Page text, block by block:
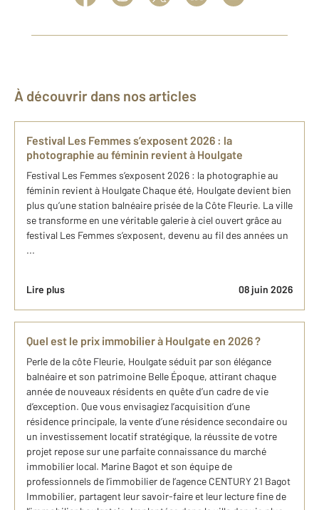
À découvrir dans nos articles
Festival Les Femmes s’exposent 2026 : la
photographie au féminin revient à Houlgate
Festival Les Femmes s’exposent 2026 : la photographie au
féminin revient à Houlgate Chaque été, Houlgate devient bien
plus qu’une station balnéaire prisée de la Côte Fleurie. La ville
se transforme en une véritable galerie à ciel ouvert grâce au
festival Les Femmes s’exposent, devenu au fil des années un
...
Lire plus 08 juin 2026
Quel est le prix immobilier à Houlgate en 2026 ?
Perle de la côte Fleurie, Houlgate séduit par son élégance
balnéaire et son patrimoine Belle Époque, attirant chaque
année de nouveaux résidents en quête d’un cadre de vie
d’exception. Que vous envisagiez l’acquisition d’une
résidence principale, la vente d’une résidence secondaire ou
un investissement locatif stratégique, la réussite de votre
projet repose sur une parfaite connaissance du marché
immobilier local. Marine Bagot et son équipe de
professionnels de l’immobilier de l’agence CENTURY 21 Bagot
Immobilier, partagent leur savoir-faire et leur lecture fine de